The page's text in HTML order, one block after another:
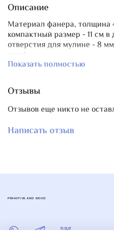
Описание
Материал фанера,
компактный размер - 11 см
отверстия для мулине - 8
круг!
Показать полностью
Отзывы
Отзывов еще никто не
Написать отзыв
PRIMITIVE AND WOOD